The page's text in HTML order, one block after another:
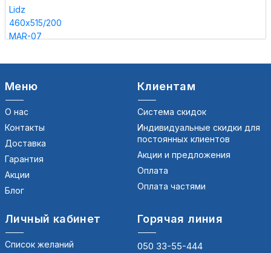
Меню
О нас
Контакты
Доставка
Гарантия
Акции
Блог
Клиентам
Система скидок
Индивидуальные скидки для
постоянных клиентов
Акции и предложения
Оплата
Оплата частями
Личный кабинет
Список желаний
Горячая линия
050 33-55-444